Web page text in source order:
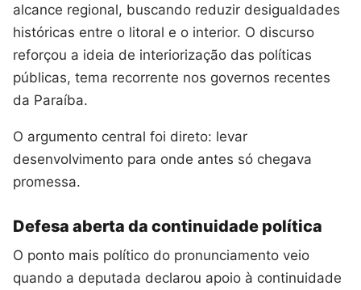
alcance regional, buscando reduzir desigualdades
históricas entre o litoral e o interior. O discurso
reforçou a ideia de interiorização das políticas
públicas, tema recorrente nos governos recentes
da Paraíba.
O argumento central foi direto: levar
desenvolvimento para onde antes só chegava
promessa.
Defesa aberta da continuidade política
O ponto mais político do pronunciamento veio
quando a deputada declarou apoio à continuidade